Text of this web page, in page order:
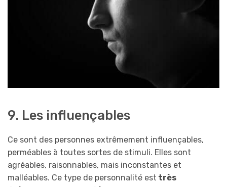
9. Les influençables
Ce sont des personnes extrêmement influençables,
perméables à toutes sortes de stimuli. Elles sont
agréables, raisonnables, mais inconstantes et
malléables. Ce type de personnalité est très